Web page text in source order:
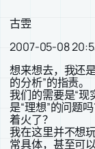
古雴
2007-05-08
想来想去，我还
的分析”的指责。
我们的需要是“现
是“理想”的问题
着火了？
我在这里并不想
常具体，甚至可